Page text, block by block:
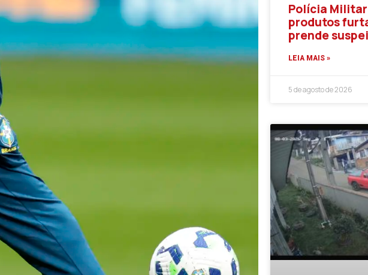
Polícia
produtos
prende
LEIA MAIS »
5 de agosto de 2026